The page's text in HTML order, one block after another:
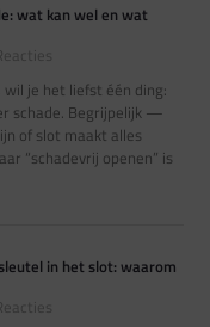
wat kan wel en wat
je het liefst één ding:
schade. Begrijpelijk —
of slot maakt alles
“schadevrij openen” is
in het slot: waarom